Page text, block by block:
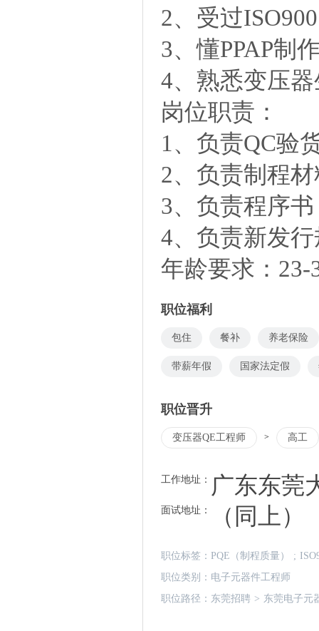
2、受过
3、懂PPAP制
4、熟悉变压
岗位职责：
1、负责QC验
2、负责制程
3、负责程序
4、负责新发
年龄要求：23-
职位福利
包住 餐补 养老保险
带薪年假 国家法定假
职位晋升
变压器QE工程师 > 高工
工作地址： 广东东莞
面试地址： （同上）
职位标签： PQE（制程质量） ;
职位类别： 电子元器件工程师
职位路径： 东莞招聘 > 东莞电子元